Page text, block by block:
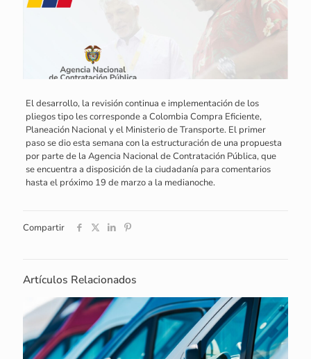
El desarrollo, la revisión continua e implementación de los
pliegos tipo les corresponde a Colombia Compra Eficiente,
Planeación Nacional y el Ministerio de Transporte. El primer
paso se dio esta semana con la estructuración de una propuesta
por parte de la Agencia Nacional de Contratación Pública, que
se encuentra a disposición de la ciudadanía para comentarios
hasta el próximo 19 de marzo a la medianoche.
Compartir
Artículos Relacionados